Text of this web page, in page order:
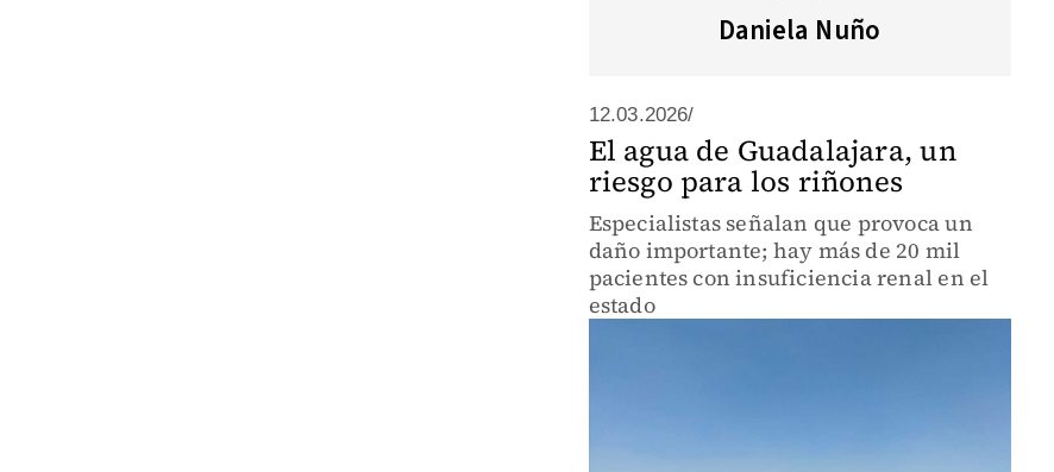
Daniela Nuño
12.03.2026/
El agua de Guadalajara, un
riesgo para los riñones
Especialistas señalan que provoca un
daño importante; hay más de 20 mil
pacientes con insuficiencia renal en el
estado